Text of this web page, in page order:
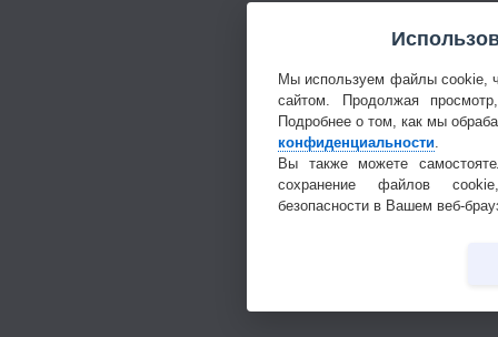
Мы используем файлы cookie,
сайтом. Продолжая
Подробнее о том, как мы
конфиденциальности.
Вы также можете
сохранение файлов
безопасности в Вашем веб-